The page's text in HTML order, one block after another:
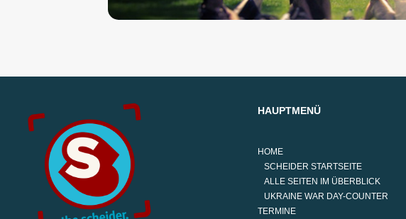
HAUPTMENÜ
HOME
SCHEIDER STARTSEITE
ALLE SEITEN IM ÜBERBLICK
UKRAINE WAR DAY-COUNTER
TERMINE